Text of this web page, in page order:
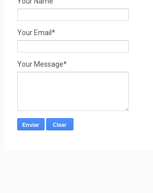
Your Email*
Your Message*